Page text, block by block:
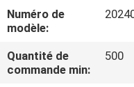
VISITE
D'USINE
Numéro de
modèle:
Quantité de
commande min:
500